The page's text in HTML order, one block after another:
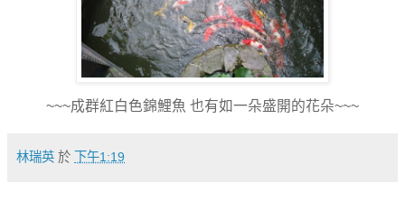
~~~成群紅白色錦鯉魚 也有如一朵盛開的花朵~~~
林瑞英 於 下午1:19